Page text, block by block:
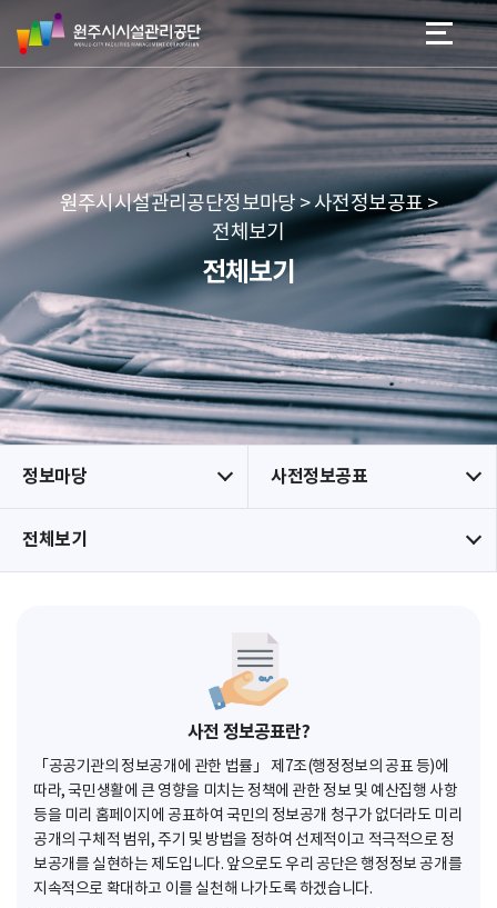
네
본문 바로가기
메뉴 바로가기
원
주
시
리
공
단
원주시시설관리공단정보마당 > 사전정보공표 >
전체보기
전체보기
정보마당 사전정보공표
전체보기
사전 정보공표란?
「공공기관의 정보공개에 관한 법률」 제7조(행정정보의 공표 등)에
따라, 국민생활에 큰 영향을 미치는 정책에 관한 정보 및 예산집행 사항
등을 미리 홈페이지에 공표하여 국민의 정보공개 청구가 없더라도 미리
공개의 구체적 범위, 주기 및 방법을 정하여 선제적이고 적극적으로 정
보공개를 실현하는 제도입니다. 앞으로도 우리 공단은 행정정보 공개를
지속적으로 확대하고 이를 실천해 나가도록 하겠습니다.